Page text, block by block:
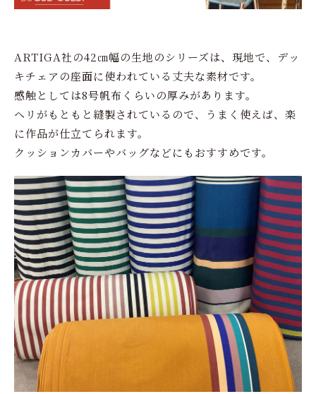
ARTIGA社の42㎝幅の生地のシリーズは、現地で、デッ
キチェアの座面に使われている丈夫な素材です。
感触としては8号帆布くらいの厚みがあります。
ヘリがもともと縫製されているので、うまく使えば、楽
に作品が仕立てられます。
クッションカバーやバッグなどにもおすすめです。